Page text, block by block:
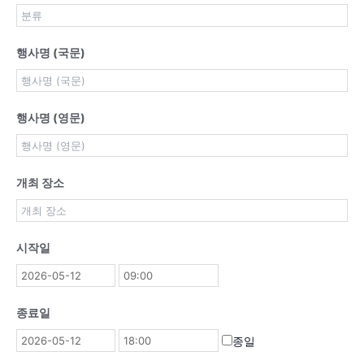
행사명 (국문)
행사명 (영문)
개최 장소
시작일
종료일
종일